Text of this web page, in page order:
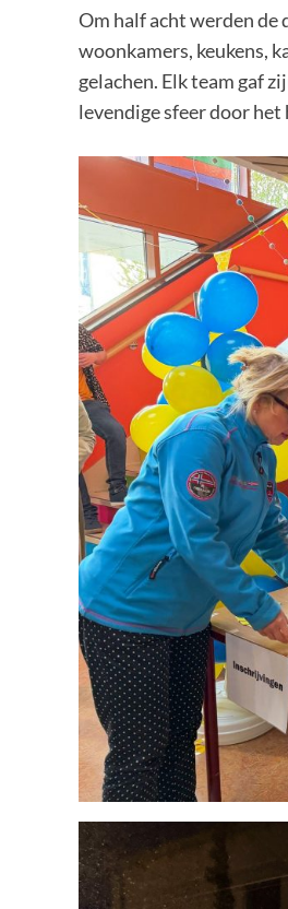
Om half acht werden de
woonkamers, keukens,
gelachen. Elk team gaf
levendige sfeer door het